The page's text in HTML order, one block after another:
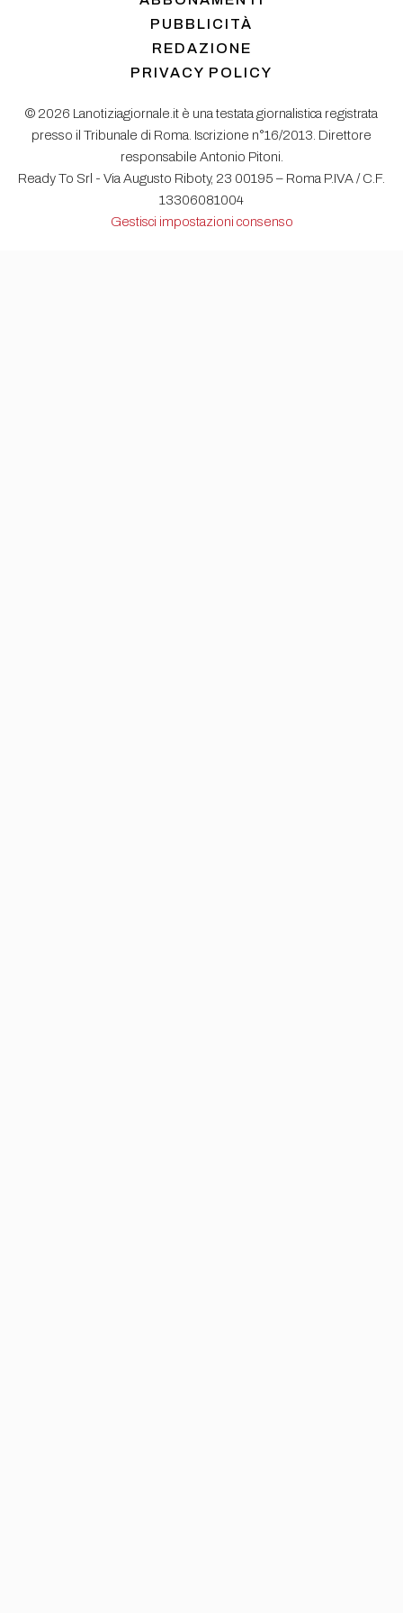
PUBBLICITÀ
REDAZIONE
PRIVACY POLICY
© 2026 Lanotiziagiornale.it è una testata giornalistica registrata
presso il Tribunale di Roma. Iscrizione n°16/2013. Direttore
responsabile Antonio Pitoni.
Ready To Srl - Via Augusto Riboty, 23 00195 – Roma P.IVA / C.F.
13306081004
Gestisci impostazioni consenso